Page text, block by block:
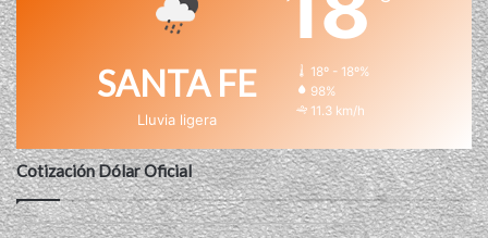
SANTA FE
Lluvia ligera
18º - 18º%
98%
11.3 km/h
Cotización Dólar Oficial